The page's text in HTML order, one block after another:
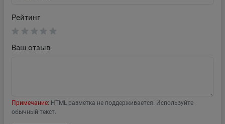
Рейтинг
Ваш отзыв
Примечание: HTML разметка не поддерживается! Используйте
обычный текст.